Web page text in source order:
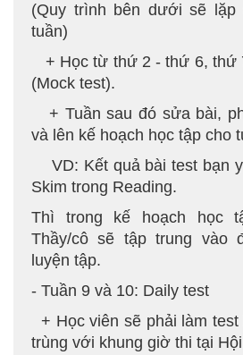
(Quy trình bên dưới sẽ
tuần)
+ Học từ thứ 2 - thứ 6, thứ
(Mock test).
+ Tuần sau đó sửa bài,
và lên kế hoạch học tập cho
VD: Kết quả bài test bạn
Skim trong Reading.
Thì trong kế hoạch học
Thầy/cô sẽ tập trung vào
luyện tập.
- Tuần 9 và 10: Daily test
+ Học viên sẽ phải làm test
trùng với khung giờ thi tại